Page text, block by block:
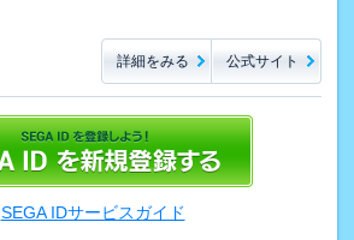
詳細をみる 公式サイト
SEGA IDサービスガイド